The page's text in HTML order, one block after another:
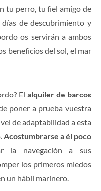
tu perro, tu fiel amigo de
de descubrimiento y
os servirán a ambos
beneficios del sol, el mar
Elalquiler de barcos
poner a prueba vuestra
de adaptabilidad a esta
Acostumbrarse a él poco
la navegación a sus
los primeros miedos
un hábil marinero.